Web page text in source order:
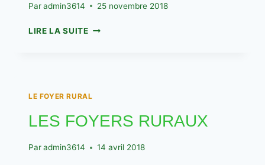
Paradmin3614 25 novembre 2018
LIRE LA SUITEA.G.
LE FOYER RURAL
LES FOYERS RURAUX
Paradmin3614 14 avril 2018